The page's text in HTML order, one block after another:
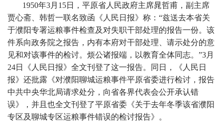
1950年3月15日，平原省人民政府主席晁哲甫，副主席
贾心斋、韩哲一联名致函《人民日报》称：“兹送去本省关
于濮阳专署运粮事件检查及对失职干部处理的报告一份。该
件系向政务院之报告，内有本府对干部处理、请示处分的意
见和对该事件的检讨。烦公诸报端，以教育全体同志。”3月
24日《人民日报》全文刊登了这一报告。同日，《人民日
报》还批露《对濮阳聊城运粮事件平原省委进行检讨，报告
中共中央华北局请求处分，向省各界代表会公开承认错
误》，并且也全文刊登了平原省委《关于去年冬季该省濮阳
专区及聊城专区运粮事件错误的检讨报告》。